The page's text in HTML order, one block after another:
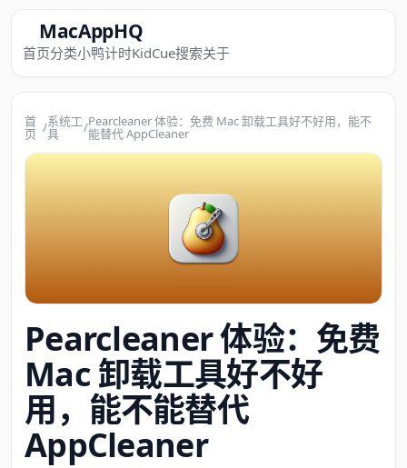
MacAppHQ
首页分类小鸭计时KidCue搜索关于
首
页 /系统工
具 /Pearcleaner 体验：免费 Mac 卸载工具好不好用，能不
能替代 AppCleaner
Pearcleaner 体验：免费
Mac 卸载工具好不好
用，能不能替代
AppCleaner